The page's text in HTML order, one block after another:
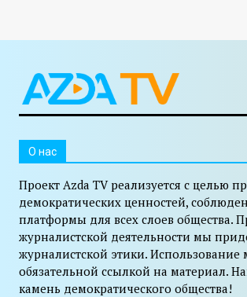
O нас
Проект Azda TV реализуется с целью
демократических ценностей,
платформы для всех слоев общества.
журналистской деятельности мы
журналистской этики. Использование
обязательной ссылкой на материал.
камень демократического общества!